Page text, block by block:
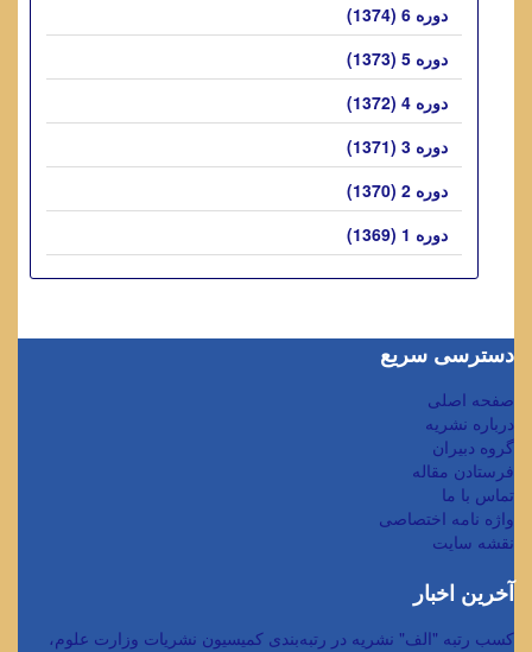
دوره 6 (1374)
دوره 5 (1373)
دوره 4 (1372)
دوره 3 (1371)
دوره 2 (1370)
دوره 1 (1369)
دسترسی سریع
صفحه اصلی
درباره نشریه
گروه دبیران
فرستادن مقاله
تماس با ما
واژه نامه اختصاصی
نقشه سایت
آخرین اخبار
کسب رتبه "الف" نشریه در رتبه‌بندی کمیسیون نشریات وزارت علوم،